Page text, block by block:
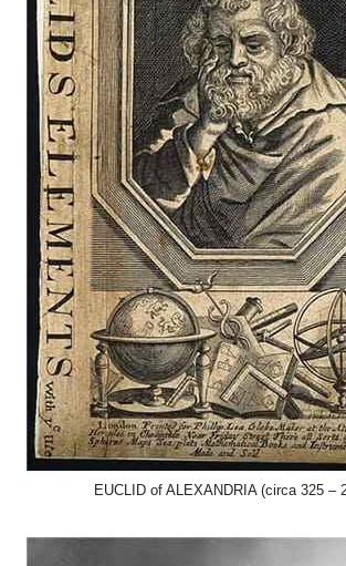
EUCLID of ALEXANDRIA (circa 325 –